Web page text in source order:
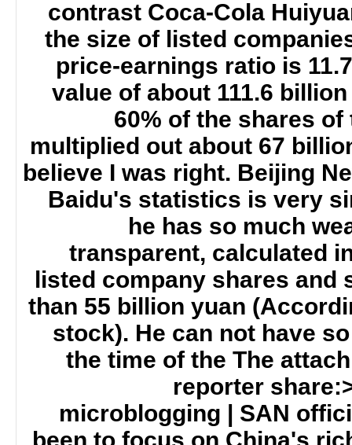
contrast Coca-Cola
the size of listed
price-earnings ratio is
value of about 111.6
60% of the shares
multiplied out about 67
believe I was right. Beijing
Baidu's statistics is very
he has so much
transparent, calculated
listed company shares and
than 55 billion yuan
stock). He can not have
the time of the The
reporter
microblogging | SAN